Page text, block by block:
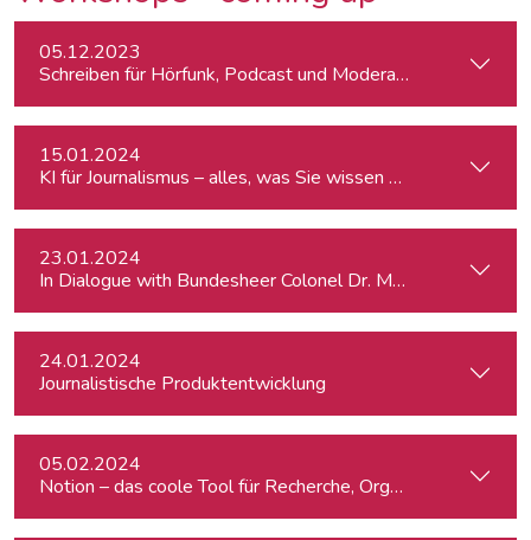
05.12.2023
Schreiben für Hörfunk, Podcast und Moderation
15.01.2024
KI für Journalismus – alles, was Sie wissen müssen
23.01.2024
In Dialogue with Bundesheer Colonel Dr. Markus Reisner
24.01.2024
Journalistische Produktentwicklung
05.02.2024
Notion – das coole Tool für Recherche, Organisation &